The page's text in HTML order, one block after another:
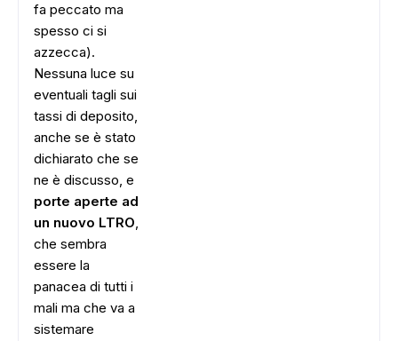
fa peccato ma
spesso ci si
azzecca).
Nessuna luce su
eventuali tagli sui
tassi di deposito,
anche se è stato
dichiarato che se
ne è discusso, e
porte aperte ad
un nuovo LTRO,
che sembra
essere la
panacea di tutti i
mali ma che va a
sistemare